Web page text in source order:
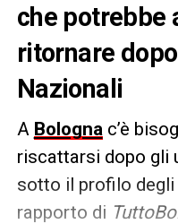
che potrebbe
ritornare
Nazionali
A Bologna c’è
riscattarsi dopo gli
sotto il profilo
rapporto di